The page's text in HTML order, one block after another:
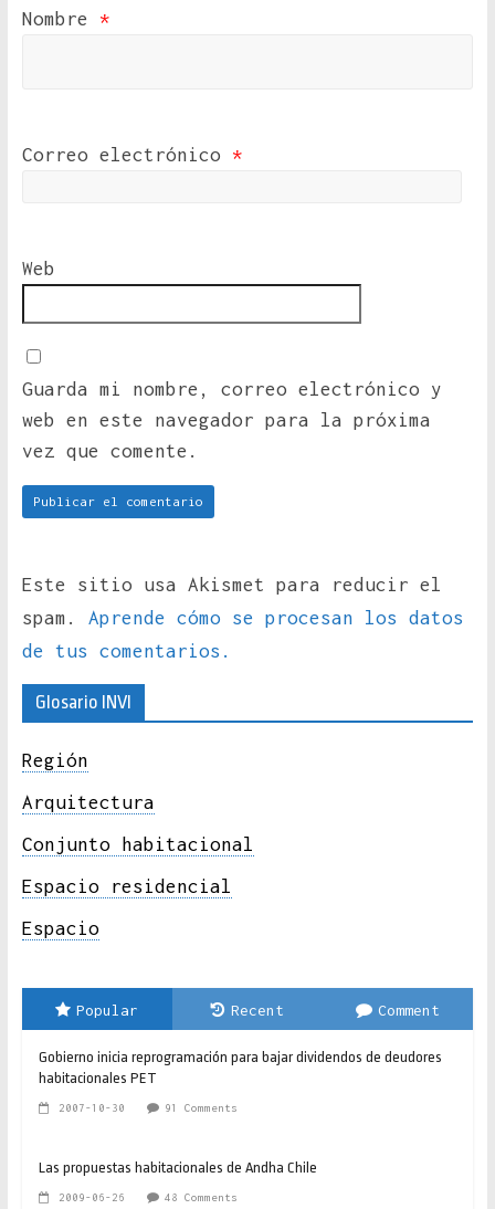
Nombre *
Correo electrónico *
Web
Guarda mi nombre, correo electrónico y
web en este navegador para la próxima
vez que comente.
Este sitio usa Akismet para reducir el
spam. Aprende cómo se procesan los datos
de tus comentarios.
Glosario INVI
Región
Arquitectura
Conjunto habitacional
Espacio residencial
Espacio
Popular Recent Comment
Gobierno inicia reprogramación para bajar dividendos de deudores
habitacionales PET
2007-10-30 91 Comments
Las propuestas habitacionales de Andha Chile
2009-06-26 48 Comments